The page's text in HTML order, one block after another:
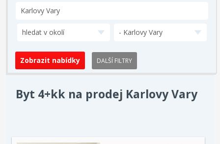
hledat v okolí - Karlovy Vary
DALŠÍ FILTRY
Byt 4+kk na prodej Karlovy Vary